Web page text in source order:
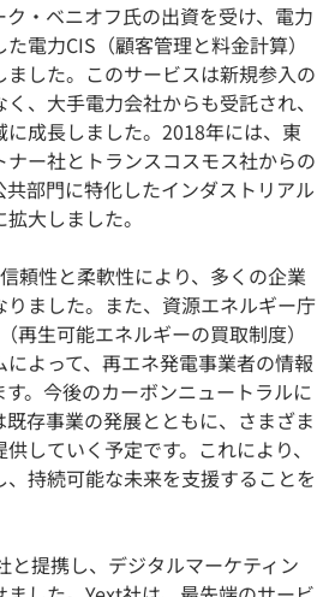
・ベニオフ氏の出資を受け、電力
電力CIS（顧客管理と料金計算）
した。このサービスは新規参入の
、大手電力会社からも受託され、
成長しました。2018年には、東
ー社とトランスコスモス社からの
部門に特化したインダストリアル
大しました。
頼性と柔軟性により、多くの企業
りました。また、資源エネルギー庁
再生可能エネルギーの買取制度）
よって、再エネ発電事業者の情報
。今後のカーボンニュートラルに
存事業の発展とともに、さまざま
していく予定です。これにより、
持続可能な未来を支援することを
と提携し、デジタルマーケティン